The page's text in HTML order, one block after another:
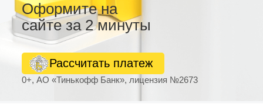
Оформите на
сайте за 2 минуты
0+, АО «Тинькофф Банк», лицензия №2673
Рассчитать платеж